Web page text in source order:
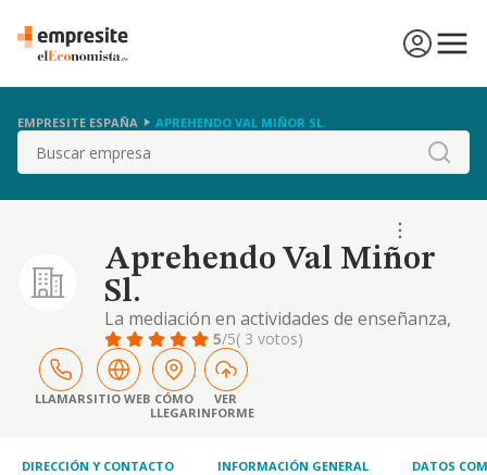
EMPRESITE ESPAÑA APREHENDO VAL MIÑOR SL.
Buscar
Aprehendo Val Miñor
Sl.
La mediación en actividades de enseñanza,
tales como idiomas, corte y confección,
mecanografía, taquigrafía, preparación de
exámenes y oposiciones y similares
5/5( 3 votos)
LLAMARSITIO WEB CÓMO
LLEGAR
VER
INFORME
DIRECCIÓN Y CONTACTO INFORMACIÓN GENERAL DATOS